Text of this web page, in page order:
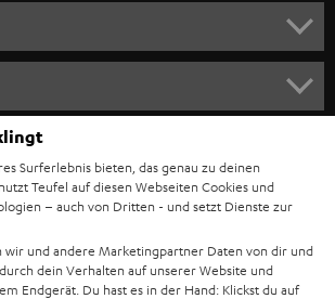
Surferlebnis bieten, das genau zu deinen
Teufel auf diesen Webseiten Cookies und
– auch von Dritten - und setzt Dienste zur
wir und andere Marketingpartner Daten von dir und
dein Verhalten auf unserer Website und
Endgerät. Du hast es in der Hand: Klickst du auf